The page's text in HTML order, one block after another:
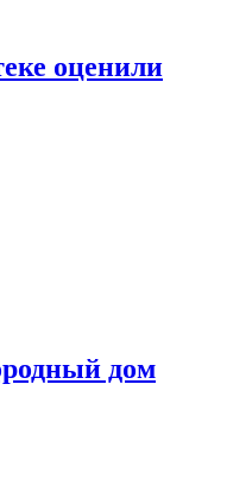
оценили
дом